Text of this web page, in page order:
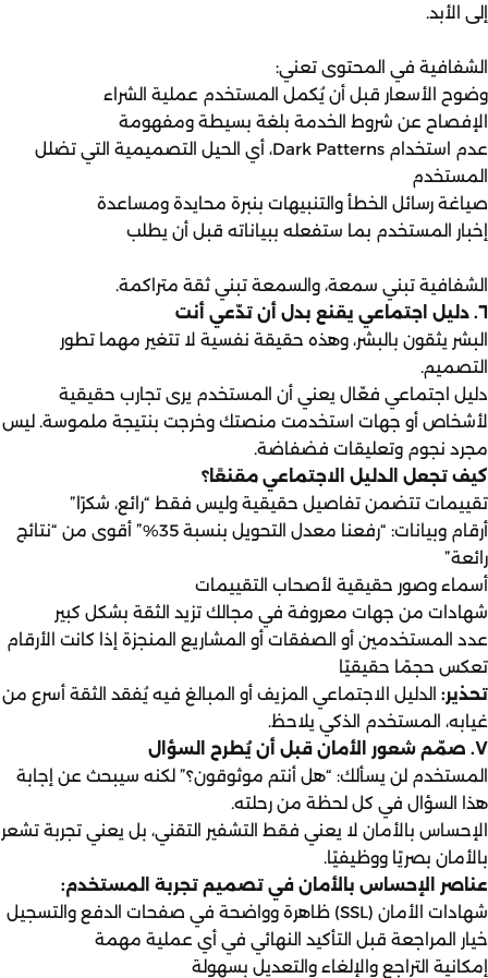
إلى الأبد.
الشفافية في المحتوى تعني:
وضوح الأسعار قبل أن يُكمل المستخدم عملية الشراء
الإفصاح عن شروط الخدمة بلغة بسيطة ومفهومة
عدم استخدام Dark Patterns، أي الحيل التصميمية التي تضلل
المستخدم
صياغة رسائل الخطأ والتنبيهات بنبرة محايدة ومساعدة
إخبار المستخدم بما ستفعله ببياناته قبل أن يطلب
الشفافية تبني سمعة، والسمعة تبني ثقة متراكمة.
٦. دليل اجتماعي يقنع بدل أن تدّعي أنت
البشر يثقون بالبشر، وهذه حقيقة نفسية لا تتغير مهما تطور
التصميم.
دليل اجتماعي فعّال يعني أن المستخدم يرى تجارب حقيقية
لأشخاص أو جهات استخدمت منصتك وخرجت بنتيجة ملموسة. ليس
مجرد نجوم وتعليقات فضفاضة.
كيف تجعل الدليل الاجتماعي مقنعًا؟
تقييمات تتضمن تفاصيل حقيقية وليس فقط “رائع، شكرًا”
أرقام وبيانات: “رفعنا معدل التحويل بنسبة 35%” أقوى من “نتائج
رائعة”
أسماء وصور حقيقية لأصحاب التقييمات
شهادات من جهات معروفة في مجالك تزيد الثقة بشكل كبير
عدد المستخدمين أو الصفقات أو المشاريع المنجزة إذا كانت الأرقام
تعكس حجمًا حقيقيًا
تحذير: الدليل الاجتماعي المزيف أو المبالغ فيه يُفقد الثقة أسرع من
غيابه، المستخدم الذكي يلاحظ.
٧. صمّم شعور الأمان قبل أن يُطرح السؤال
المستخدم لن يسألك: “هل أنتم موثوقون؟” لكنه سيبحث عن إجابة
هذا السؤال في كل لحظة من رحلته.
الإحساس بالأمان لا يعني فقط التشفير التقني، بل يعني تجربة تشعر
بالأمان بصريًا ووظيفيًا.
عناصر الإحساس بالأمان في تصميم تجربة المستخدم:
شهادات الأمان (SSL) ظاهرة وواضحة في صفحات الدفع والتسجيل
خيار المراجعة قبل التأكيد النهائي في أي عملية مهمة
إمكانية التراجع والإلغاء والتعديل بسهولة